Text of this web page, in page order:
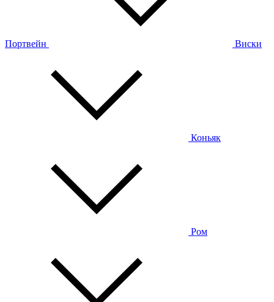
Портвейн Виски
Коньяк
Ром